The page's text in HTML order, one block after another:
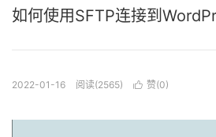
如何使用SFTP连接到
2022-01-16 阅读(2565)  赞(0)